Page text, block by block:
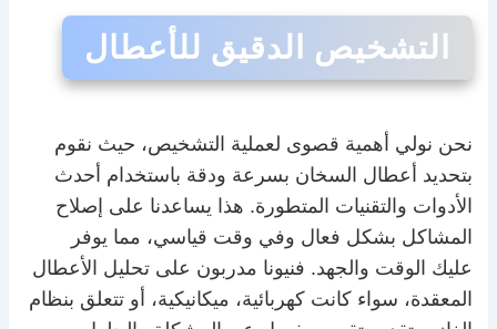
التشخيص الدقيق للأعطال
نحن نولي أهمية قصوى لعملية التشخيص، حيث نقوم
بتحديد أعطال السخان بسرعة ودقة باستخدام أحدث
الأدوات والتقنيات المتطورة. هذا يساعدنا على إصلاح
المشاكل بشكل فعال وفي وقت قياسي، مما يوفر
عليك الوقت والجهد. فنيونا مدربون على تحليل الأعطال
المعقدة، سواء كانت كهربائية، ميكانيكية، أو تتعلق بنظام